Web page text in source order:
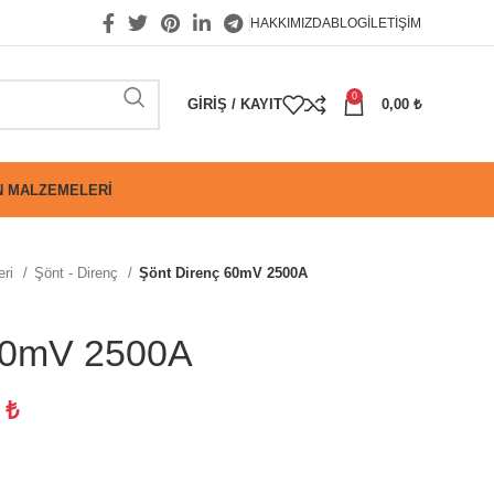
HAKKIMIZDABLOGİLETIŞIM
GIRIŞ / KAYIT
0
0,00 ₺
MALZEMELERI
Şönt - Direnç Şönt Direnç 60mV 2500A
2500A
₺